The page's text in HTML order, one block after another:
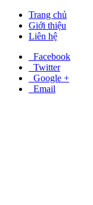
Trang chủ
Giới thiệu
Liên hệ
Facebook
Twitter
Google +
Email